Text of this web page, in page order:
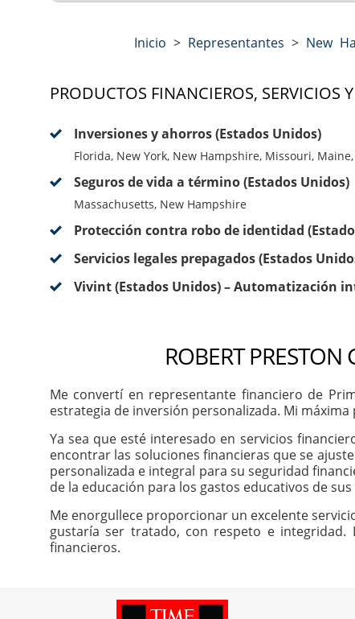
Inicio > Representantes > New
PRODUCTOS FINANCIEROS, SERVICIOS
Inversiones y ahorros (Estados Unidos)
Florida, New York, New Hampshire, Missouri,
Seguros de vida a término (Estados Unidos)
Massachusetts, New Hampshire
Protección contra robo de identidad
Servicios legales prepagados (Estados
Vivint (Estados Unidos) – Automatización
ROBERT
Me convertí en representante financiero de
estrategia de inversión personalizada. Mi
Ya sea que esté interesado en servicios
encontrar las soluciones financieras que se
personalizada e integral para su seguridad
de la educación para los gastos educativos de sus
Me enorgullece proporcionar un excelente
gustaría ser tratado, con respeto e
financieros.